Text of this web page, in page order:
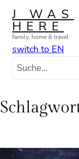
Zum
Inhalt
springen
J WAS
HERE
family, home & travel
switch to EN
h
e